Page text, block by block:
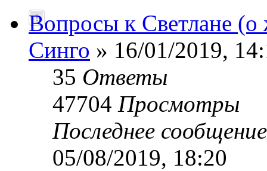
Вопросы к Светлане (о
Синго » 16/01/2019,
35 Ответы
47704 Просмотры
Последнее
05/08/2019, 18:20